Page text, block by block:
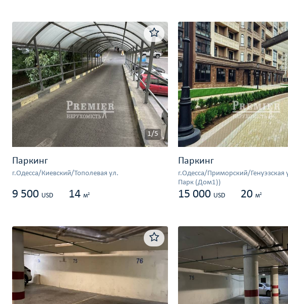
1/5
Паркинг
г.Одесса/Киевский/Тополевая ул.
9 500 USD 14 м2
Паркинг
г.Одесса/Приморский/Генуэзская
Парк (Дом1))
15 000 USD 20 м2